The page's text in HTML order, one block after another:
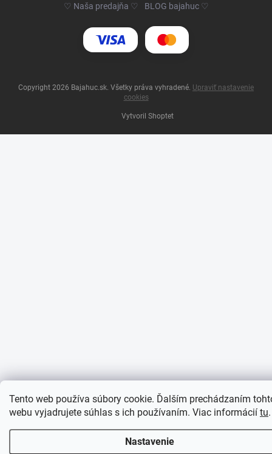
Tento web používa súbory cookie. Ďalším prechádzaním
webu vyjadrujete súhlas s ich používaním. Viac informácií tu.
Nastavenie
♡ Naša predajňa ♡ BLOG bajahuc ♡
Vytvoril Shoptet
Copyright 2026 Bajahuc.sk . Všetky práva vyhradené. Upraviť nastavenie
cookies